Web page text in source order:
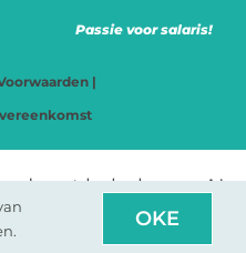
Passie voor salaris!
|
met behulp van AI
OKE